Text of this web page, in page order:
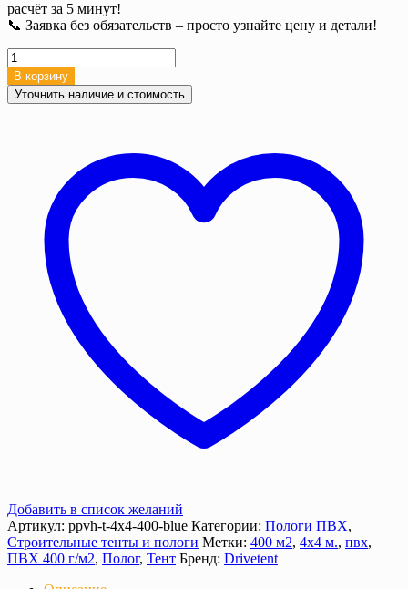
расчёт за 5 минут!
📞 Заявка без обязательств – просто узнайте цену и детали!
Количество
товара
Полог
тент
люверсами
В корзину
Уточнить наличие и стоимость
Добавить в список желаний
Артикул: ppvh-t-4х4-400-blue Категории: Пологи ПВХ,
Строительные тенты и пологи Метки: 400 м2, 4х4 м., пвх,
ПВХ 400 г/м2, Полог, Тент Бренд: Drivetent